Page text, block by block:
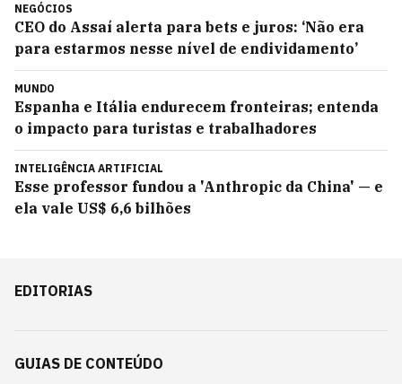
NEGÓCIOS
CEO do Assaí alerta para bets e juros: ‘Não era
para estarmos nesse nível de endividamento’
MUNDO
Espanha e Itália endurecem fronteiras; entenda
o impacto para turistas e trabalhadores
INTELIGÊNCIA ARTIFICIAL
Esse professor fundou a 'Anthropic da China' — e
ela vale US$ 6,6 bilhões
EDITORIAS
GUIAS DE CONTEÚDO